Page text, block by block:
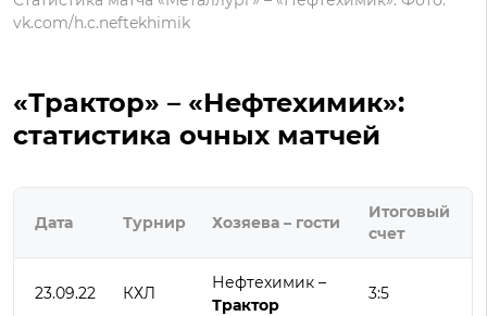
vk.com/h.c.neftekhimik
«Трактор» – «Нефтехимик»:
статистика очных матчей
Дата Турнир Хозяева – гости
Итоговый
счет
23.09.22 КХЛ
Нефтехимик –
Трактор
3:5